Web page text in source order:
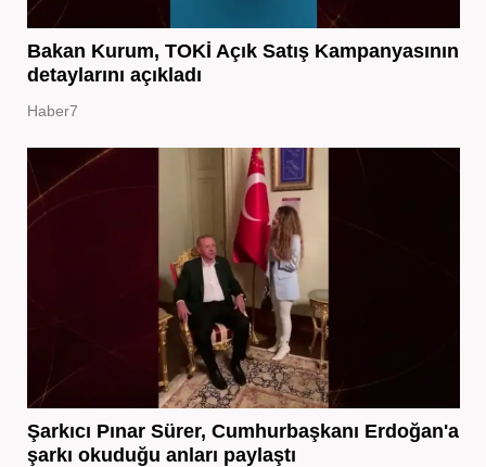
Bakan Kurum, TOKİ Açık Satış Kampanyasının
detaylarını açıkladı
Haber7
Şarkıcı Pınar Sürer, Cumhurbaşkanı Erdoğan'a
şarkı okuduğu anları paylaştı